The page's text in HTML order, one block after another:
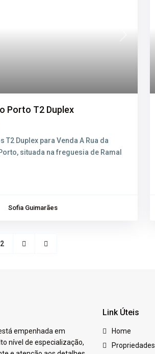
Porto T2 Duplex
T2 Duplex para Venda A Rua da
situada na freguesia de Ramal
Sofia Guimarães
2
empenhada em
nível de especialização,
Link Úteis
Home
Propriedades